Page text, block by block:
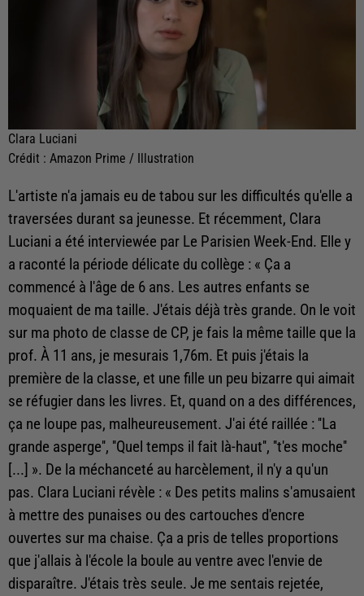
Clara Luciani
Crédit : Amazon Prime / Illustration
L'artiste n'a jamais eu de tabou sur les difficultés qu'elle a
traversées durant sa jeunesse. Et récemment, Clara
Luciani a été interviewée par Le Parisien Week-End. Elle y
a raconté la période délicate du collège : « Ça a
commencé à l'âge de 6 ans. Les autres enfants se
moquaient de ma taille. J'étais déjà très grande. On le voit
sur ma photo de classe de CP, je fais la même taille que la
prof. À 11 ans, je mesurais 1,76m. Et puis j'étais la
première de la classe, et une fille un peu bizarre qui aimait
se réfugier dans les livres. Et, quand on a des différences,
ça ne loupe pas, malheureusement. J'ai été raillée : ''La
grande asperge'', ''Quel temps il fait là-haut'', ''t'es moche''
[...] ». De la méchanceté au harcèlement, il n'y a qu'un
pas. Clara Luciani révèle : « Des petits malins s'amusaient
à mettre des punaises ou des cartouches d'encre
ouvertes sur ma chaise. Ça a pris de telles proportions
que j'allais à l'école la boule au ventre avec l'envie de
disparaître. J'étais très seule. Je me sentais rejetée,